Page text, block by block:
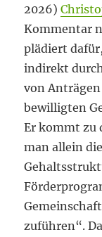
2026)
Kommentar
plädiert
indirekt
von
bewilligten
Er kommt zu
man allein
zuführen“.